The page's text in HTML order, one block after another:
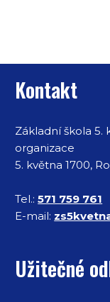
Kontakt
Základní škola 5.
organizace
5. května 1700,
Tel.:571 759 761
E-mail:
Užitečné